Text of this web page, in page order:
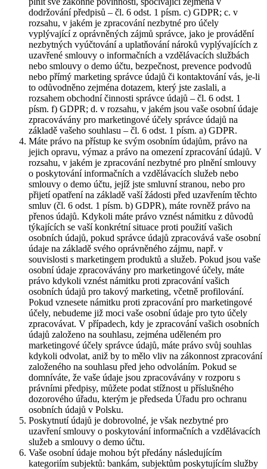
dodržování předpisů – čl. 6 odst. 1 písm. c) GDPR; c. v
rozsahu, v jakém je zpracování nezbytné pro účely
vyplývající z oprávněných zájmů správce, jako je provádění
nezbytných vyúčtování a uplatňování nároků vyplývajících z
uzavřené smlouvy o informačních a vzdělávacích službách
nebo smlouvy o demo účtu, bezpečnost, prevence podvodů
nebo přímý marketing správce údajů či kontaktování vás, je-li
to odůvodněno zejména dotazem, který jste zaslali, a
rozsahem obchodní činnosti správce údajů – čl. 6 odst. 1
písm. f) GDPR; d. v rozsahu, v jakém jsou vaše osobní údaje
zpracovávány pro marketingové účely správce údajů na
základě vašeho souhlasu – čl. 6 odst. 1 písm. a) GDPR.
Máte právo na přístup ke svým osobním údajům, právo na
jejich opravu, výmaz a právo na omezení zpracování údajů. V
rozsahu, v jakém je zpracování nezbytné pro plnění smlouvy
o poskytování informačních a vzdělávacích služeb nebo
smlouvy o demo účtu, jejíž jste smluvní stranou, nebo pro
přijetí opatření na základě vaší žádosti před uzavřením těchto
smluv (čl. 6 odst. 1 písm. b) GDPR), máte rovněž právo na
přenos údajů. Kdykoli máte právo vznést námitku z důvodů
týkajících se vaší konkrétní situace proti použití vašich
osobních údajů, pokud správce údajů zpracovává vaše osobní
údaje na základě svého oprávněného zájmu, např. v
souvislosti s marketingem produktů a služeb. Pokud jsou vaše
osobní údaje zpracovávány pro marketingové účely, máte
právo kdykoli vznést námitku proti zpracování vašich
osobních údajů pro takový marketing, včetně profilování.
Pokud vznesete námitku proti zpracování pro marketingové
účely, nebudeme již moci vaše osobní údaje pro tyto účely
zpracovávat. V případech, kdy je zpracování vašich osobních
údajů založeno na souhlasu, zejména uděleném pro
marketingové účely správce údajů, máte právo svůj souhlas
kdykoli odvolat, aniž by to mělo vliv na zákonnost zpracování
založeného na souhlasu před jeho odvoláním. Pokud se
domníváte, že vaše údaje jsou zpracovávány v rozporu s
právními předpisy, můžete podat stížnost u příslušného
dozorového úřadu, kterým je předseda Úřadu pro ochranu
osobních údajů v Polsku.
Poskytnutí údajů je dobrovolné, je však nezbytné pro
uzavření smlouvy o poskytování informačních a vzdělávacích
služeb a smlouvy o demo účtu.
Vaše osobní údaje mohou být předány následujícím
kategoriím subjektů: bankám, subjektům poskytujícím služby